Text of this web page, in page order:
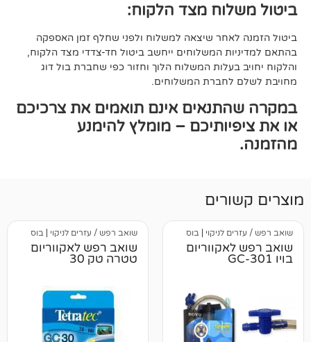
מצד הלקוח:
שיצאה למשלוח ולפני שחלף זמן האספקה
המשלוחים ייחשב ביטול חד-צדדי מצד הלקוח,
המשלוח הלוך וחזור כפי שחברת בול דוג
המשלוחים.
אינם תואמים את צרכיכם
– מומלץ להימנע
לניקוי|בוס שואב רפש / עזרים לניקוי|בוס
שואב רפש לאקווריום